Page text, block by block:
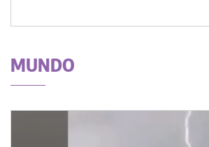
MUNDO